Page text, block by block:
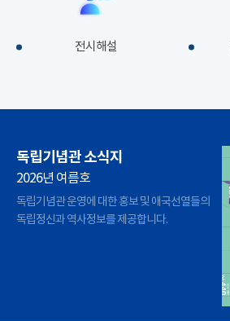
전시해설
독립기념관 소식지
2026년 여름호
독립기념관 운영에 대한 홍보 및 애국선열들의
독립정신과 역사정보를 제공합니다.